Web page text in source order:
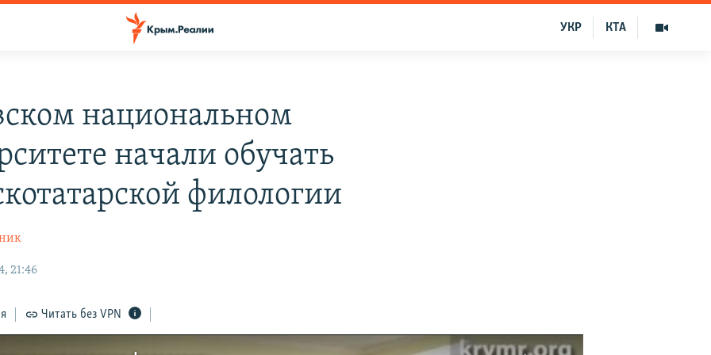
КТА
УКР
национальном
начали обучать
филологии
21:46
Читать без VPN